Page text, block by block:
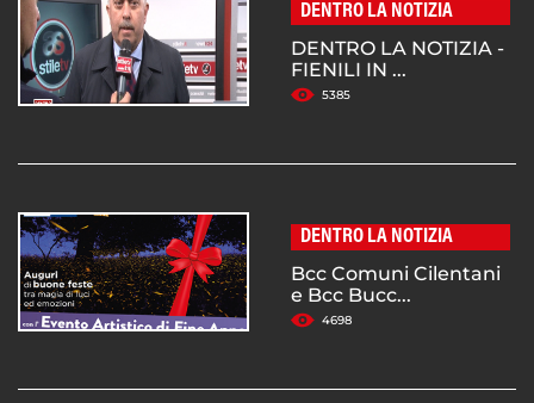
DENTRO LA NOTIZIA
DENTRO LA NOTIZIA -
FIENILI IN ...
5385
DENTRO LA NOTIZIA
Bcc Comuni Cilentani
e Bcc Bucc...
4698